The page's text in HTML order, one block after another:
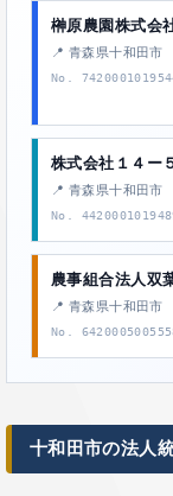
榊原農園株式会
📍 青森県十和田市
No.
株式会社１４ー
📍 青森県十和田市
No.
農事組合法人双
📍 青森県十和田市
No.
十和田市の法人